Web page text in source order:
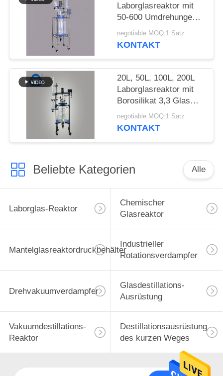
Laborglasreaktor mit
50-600 Umdrehungen
pro Minute und Vakuum
von 0,098 MPa für
negotiable MOQ:1 Satz
KONTAKT
20L, 50L, 100L, 200L
Laborglasreaktor mit
Borosilikat 3,3 Glas
und 304
Edelstahlrahmen zur
negotiable MOQ:1 Satz
KONTAKT
Beliebte Kategorien Alle
Laborglas-Reaktor
Chemischer
Glasreaktor
Mantelglasreaktordruckbehälter
Industrieller
Rotationsverdampfer
Drehvakuumverdampfer
Glasdestillations-
Ausrüstung
Vakuumdestillations-
Reaktor
Destillationsausrüstung
des kurzen Weges